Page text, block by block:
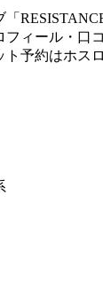
フィール・口
予約はホス